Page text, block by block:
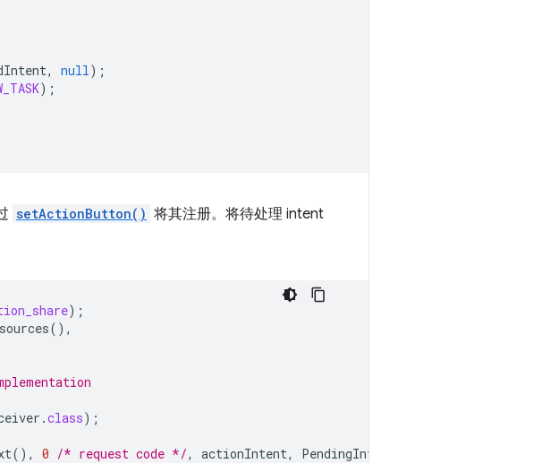
, null);
);
setActionButton() 将其注册。将待处理 intent
);
(),
.class);
(), 0 /* request code */, actionIntent, PendingIntent